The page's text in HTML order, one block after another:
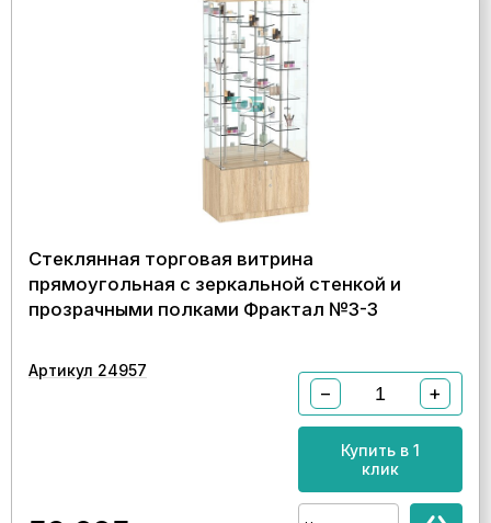
Стеклянная торговая витрина
прямоугольная с зеркальной стенкой и
прозрачными полками Фрактал №3-3
Артикул 24957
− +
Купить в 1
клик